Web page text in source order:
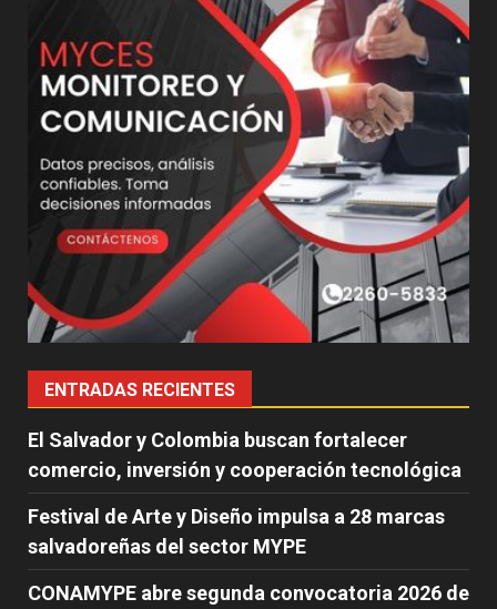
ENTRADAS RECIENTES
El Salvador y Colombia buscan fortalecer
comercio, inversión y cooperación tecnológica
Festival de Arte y Diseño impulsa a 28 marcas
salvadoreñas del sector MYPE
CONAMYPE abre segunda convocatoria 2026 de